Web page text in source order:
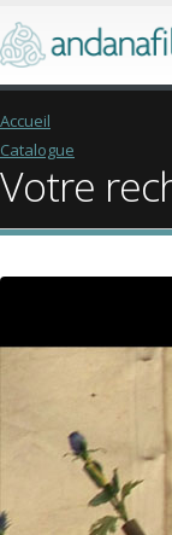
Accueil
Catalogue
Votre